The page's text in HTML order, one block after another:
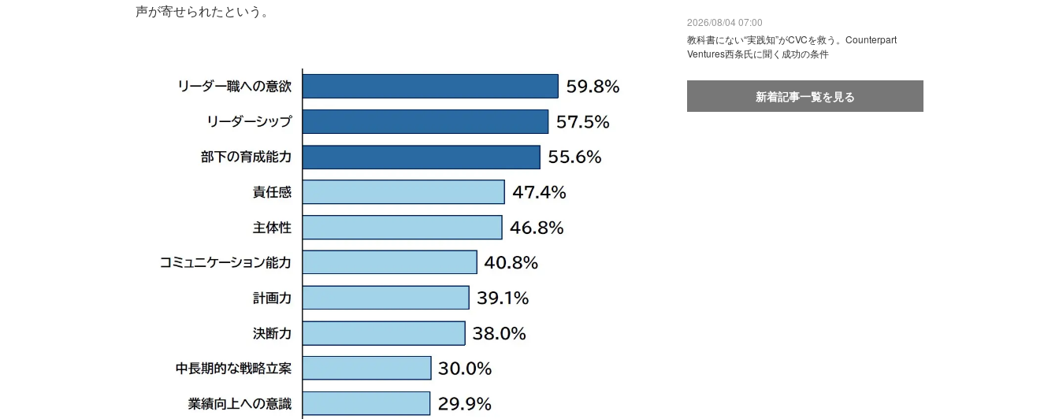
声が寄せられたという。
2026/08/04 07:00
教科書にない“実践知”がCVCを救う。Counterpart
Ventures西条氏に聞く成功の条件
新着記事一覧を見る